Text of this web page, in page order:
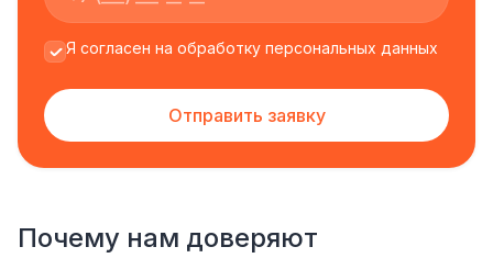
Я согласен на обработку персональных данных
Отправить заявку
Почему нам доверяют